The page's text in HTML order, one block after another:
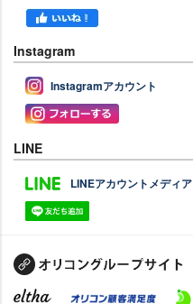
Instagram
Instagramアカウント
LINE
LINEアカウントメディア